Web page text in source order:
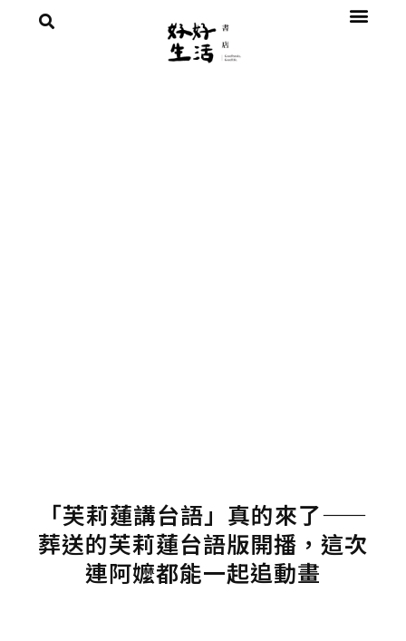
「芙莉蓮講台語」真的來了——
葬送的芙莉蓮台語版開播，這次
連阿嬤都能一起追動畫